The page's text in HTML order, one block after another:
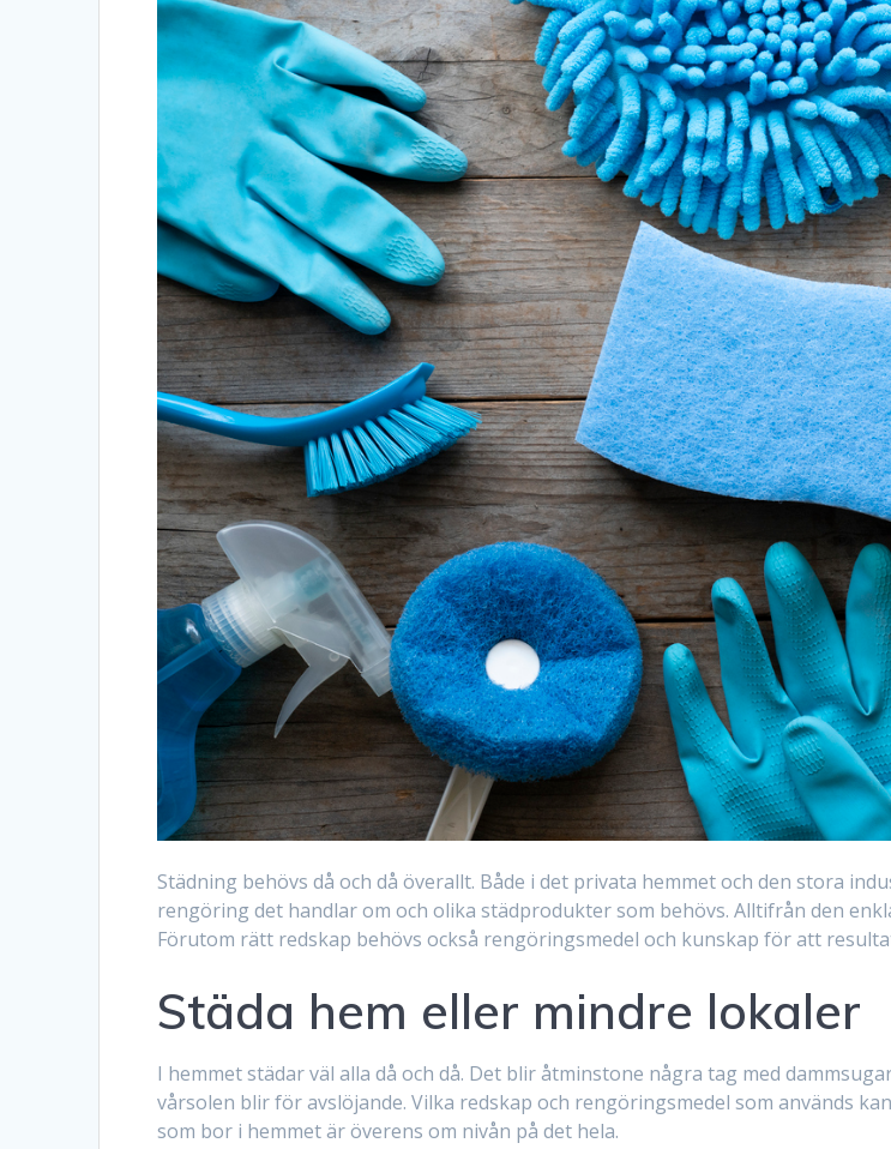
Städning behövs då och då överallt. Både i det privata hemmet och den stora
rengöring det handlar om och olika städprodukter som behövs. Alltifrån den
Förutom rätt redskap behövs också rengöringsmedel och kunskap för att
Städa hem eller mindre lokaler
I hemmet städar väl alla då och då. Det blir åtminstone några tag med
vårsolen blir för avslöjande. Vilka redskap och rengöringsmedel som används
som bor i hemmet är överens om nivån på det hela.